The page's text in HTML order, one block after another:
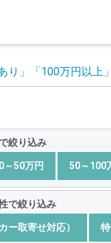
り」 「100万円以上」
絞り込み
～50万円 50～100
で絞り込み
ー取寄せ対応）